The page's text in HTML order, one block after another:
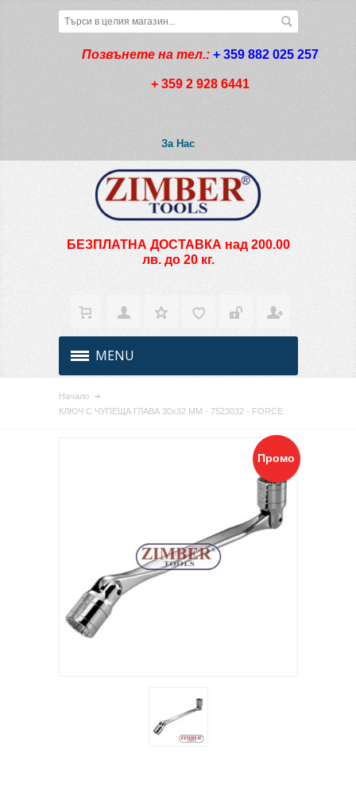
Позвънете на тел.: + 359 882 025 257
+ 359 2 928 6441
За Нас
БЕЗПЛАТНА ДОСТАВКА над 200.00
лв. до 20 кг.
MENU
Начало
КЛЮЧ С ЧУПЕЩА ГЛАВА 30x32 ММ - 7523032 - FORCE
Промо